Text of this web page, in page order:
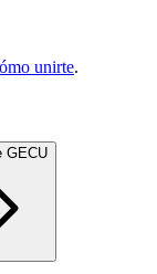
unirte.
GECU